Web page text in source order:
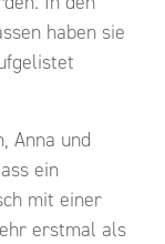
haben sie
Anna und
ein
mit einer
erstmal als